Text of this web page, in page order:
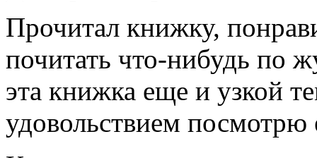
Прочитал книжку,
почитать что-нибудь по
эта книжка еще и узкой
удовольствием